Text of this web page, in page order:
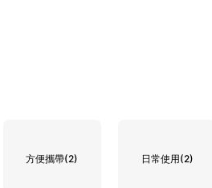
方便攜帶(2) 日常使用(2)